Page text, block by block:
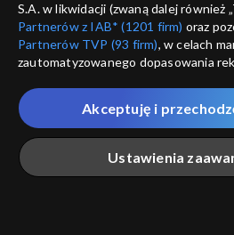
Jak to działa?
Jak działa ul?
Jak
Jak to działa?
Jak
S.A. w likwidacji (zwaną dalej również
Partnerów z IAB* (1201 firm) oraz
Partnerów TVP (93 firm), w celach
zautomatyzowanego dopasowania
które wskazujemy poniżej, a także
przez nas identyfikatora PPID do
Twoje dane osobowe zbierane
Ciebie naszych
poszczególnych
„Portalem”, w tym informacje
Ustawienia
Akceptuję i